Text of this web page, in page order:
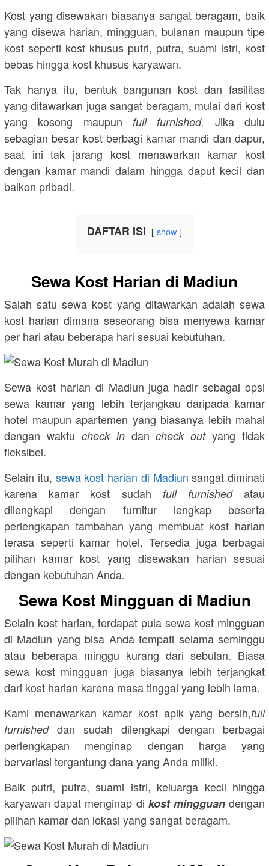
Kost yang disewakan biasanya sangat beragam, baik
yang disewa harian, mingguan, bulanan maupun tipe
kost seperti kost khusus putri, putra, suami istri, kost
bebas hingga kost khusus karyawan.
Tak hanya itu, bentuk bangunan kost dan fasilitas
yang ditawarkan juga sangat beragam, mulai dari kost
yang kosong maupun full furnished. Jika dulu
sebagian besar kost berbagi kamar mandi dan dapur,
saat ini tak jarang kost menawarkan kamar kost
dengan kamar mandi dalam hingga daput kecil dan
balkon pribadi.
DAFTAR ISI show
Sewa Kost Harian di Madiun
Salah satu sewa kost yang ditawarkan adalah sewa
kost harian dimana seseorang bisa menyewa kamar
per hari atau beberapa hari sesuai kebutuhan.
Sewa kost harian di Madiun juga hadir sebagai opsi
sewa kamar yang lebih terjangkau daripada kamar
hotel maupun apartemen yang biasanya lebih mahal
dengan waktu check in dancheck outyang tidak
fleksibel.
Selain itu, sewa kost harian di Madiun sangat diminati
karena kamar kost sudah full furnishedatau
dilengkapi dengan furnitur lengkap beserta
perlengkapan tambahan yang membuat kost harian
terasa seperti kamar hotel. Tersedia juga berbagai
pilihan kamar kost yang disewakan harian sesuai
dengan kebutuhan Anda.
Sewa Kost Mingguan di Madiun
Selain kost harian, terdapat pula sewa kost mingguan
di Madiun yang bisa Anda tempati selama seminggu
atau beberapa minggu kurang dari sebulan. Biasa
sewa kost mingguan juga biasanya lebih terjangkat
dari kost harian karena masa tinggal yang lebih lama.
Kami menawarkan kamar kost apik yang bersih,full
furnished dan sudah dilengkapi dengan berbagai
perlengkapan menginap dengan harga yang
bervariasi tergantung dana yang Anda miliki.
Baik putri, putra, suami istri, keluarga kecil hingga
karyawan dapat menginap di kost mingguandengan
pilihan kamar dan lokasi yang sangat beragam.